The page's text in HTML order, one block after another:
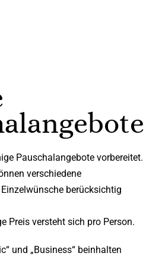
Pauschalangebote vorbereitet.
verschiedene
berücksichtig
Preis versteht sich pro Person.
und „Business“ beinhalten